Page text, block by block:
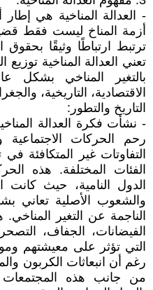
- العدالة المناخية هي
أزمة المناخ ليست فقط
ترتبط ارتباطًا وثيقًا بحقوق
تعني العدالة المناخية توزيع
بالتغير المناخي بشكل
الاقتصادية، التاريخية،
التاريخ والتطور:
- نشأت فكرة العدالة
رحم الحركات
التفاوتات غير المتكافئة
الفئات المختلفة. هذه
الدول النامية، حيث كانت
والشعوب الأصلية تعاني
الناجمة عن التغير
الفيضانات، الجفاف،
التي تؤثر على معيشتهم
رغم أن انبعاثات الكربون
من جانب هذه المجتمعات